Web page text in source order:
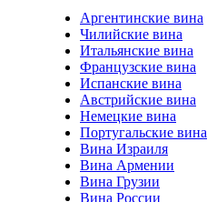
Аргентинские вина
Чилийские вина
Итальянские вина
Французские вина
Испанские вина
Австрийские вина
Немецкие вина
Португальские вина
Вина Израиля
Вина Армении
Вина Грузии
Вина России